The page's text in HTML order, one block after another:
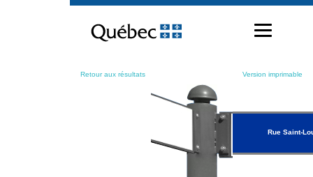
contenu
Retour aux résultats Version imprimable
Rue Saint-